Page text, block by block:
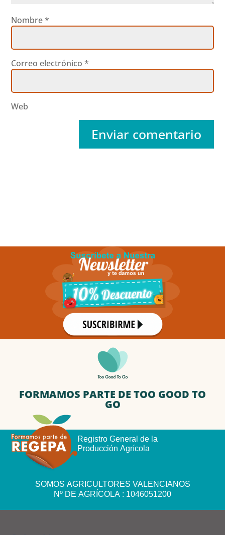
Nombre*
Correo electrónico*
Web
FORMAMOS PARTE DE TOO GOOD TO
GO
Registro General de la
Producción Agrícola
SOMOS AGRICULTORES VALENCIANOS
Nº DE AGRÍCOLA : 1046051200